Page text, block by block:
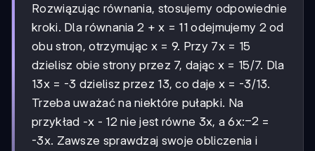
z
Rozwiązując równania, stosujemy odpowiednie
kroki. Dla równania 2 + x = 11 odejmujemy 2 od
obu stron, otrzymując x = 9. Przy 7x = 15
dzielisz obie strony przez 7, dając x = 15/7. Dla
13x = -3 dzielisz przez 13, co daje x = -3/13.
Trzeba uważać na niektóre pułapki. Na
przykład -x - 12 nie jest równe 3x, a 6x:-2
−2=
-3x. Zawsze sprawdzaj swoje obliczenia i